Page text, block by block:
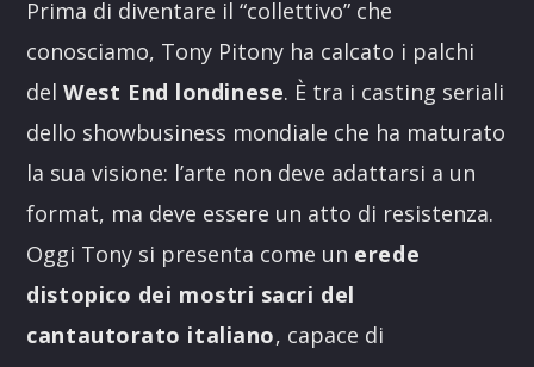
Prima di diventare il “collettivo” che
conosciamo, Tony Pitony ha calcato i palchi
delWest End londinese. È tra i casting seriali
dello showbusiness mondiale che ha maturato
la sua visione: l’arte non deve adattarsi a un
format, ma deve essere un atto di resistenza.
Oggi Tony si presenta come un erede
distopico dei mostri sacri del
cantautorato italiano, capace di